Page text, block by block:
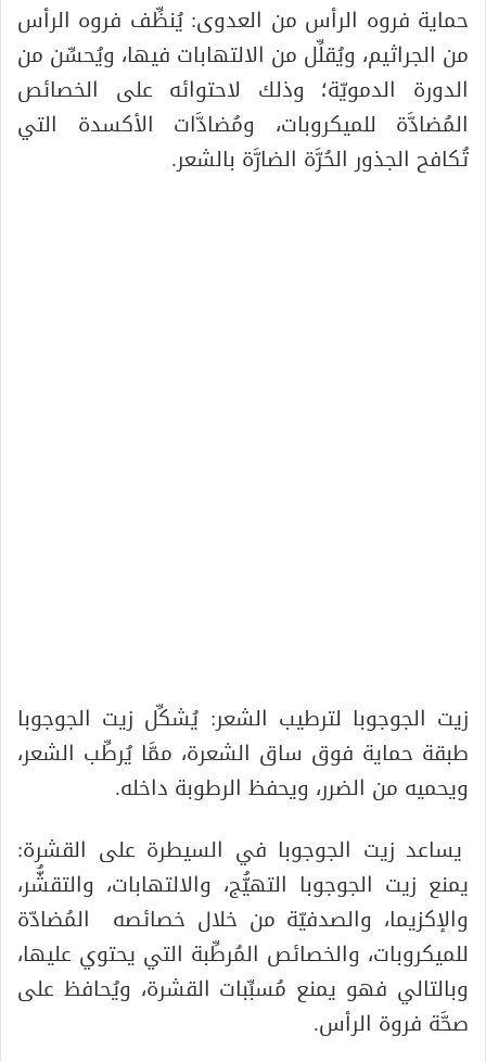
حماية فروه الرأس من العدوى: يُنظِّف فروه الرأس
من الجراثيم، ويُقلِّل من الالتهابات فيها، ويُحسِّن من
الدورة الدمويّة؛ وذلك لاحتوائه على الخصائص
المُضادَّة للميكروبات، ومُضادَّات الأكسدة التي
تُكافح الجذور الحُرَّة الضارَّة بالشعر.
زيت الجوجوبا لترطيب الشعر: يُشكِّل زيت الجوجوبا
طبقة حماية فوق ساق الشعرة، ممَّا يُرطِّب الشعر،
ويحميه من الضرر، ويحفظ الرطوبة داخله.
يساعد زيت الجوجوبا في السيطرة على القشرة:
يمنع زيت الجوجوبا التهيُّج، والالتهابات، والتقشُّر،
والإكزيما، والصدفيّة من خلال خصائصه المُضادّة
للميكروبات، والخصائص المُرطِّبة التي يحتوي عليها،
وبالتالي فهو يمنع مُسبِّبات القشرة، ويُحافظ على
صحَّة فروة الرأس.